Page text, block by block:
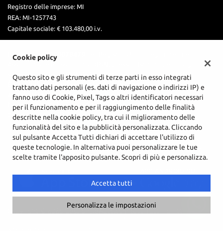
Registro delle imprese: MI
REA: MI-1257743
Capitale sociale: € 103.480,00 i.v.
Iscritta al n. E000078479
Assicurativi e Riassicurativi (RUI) presso l’Istituto per la vigilanza
sulle assicurazioni (IVASS) Soggetta alla vigilanza dell'IVASS
È possibile presentare reclami scrivendo a
amministrazione@lambrocar.it.
Nel sito internetIVASS è possibile consultare gli estremi
dell'iscrizione al RUI.
Copyright © 2026 GestionaleAuto.com S.r.l., Tutti i diritti riservati -
Cookie policy
Questo sito e gli strumenti di terze parti in esso integrati
trattano dati personali (es. dati di navigazione o indirizzi IP) e
fanno uso di Cookie, Pixel, Tags o altri identificatori necessari
per il funzionamento e per il raggiungimento delle finalità
descritte nella cookie policy, tra cui il miglioramento delle
funzionalità del sito e la pubblicità personalizzata. Cliccando
sul pulsante Accetta Tutti dichiari di accettare l'utilizzo di
queste tecnologie. In alternativa puoi personalizzare le tue
scelte tramite l'apposito pulsante. Scopri di più e personalizza.
Accetta tutti
Personalizza le impostazioni